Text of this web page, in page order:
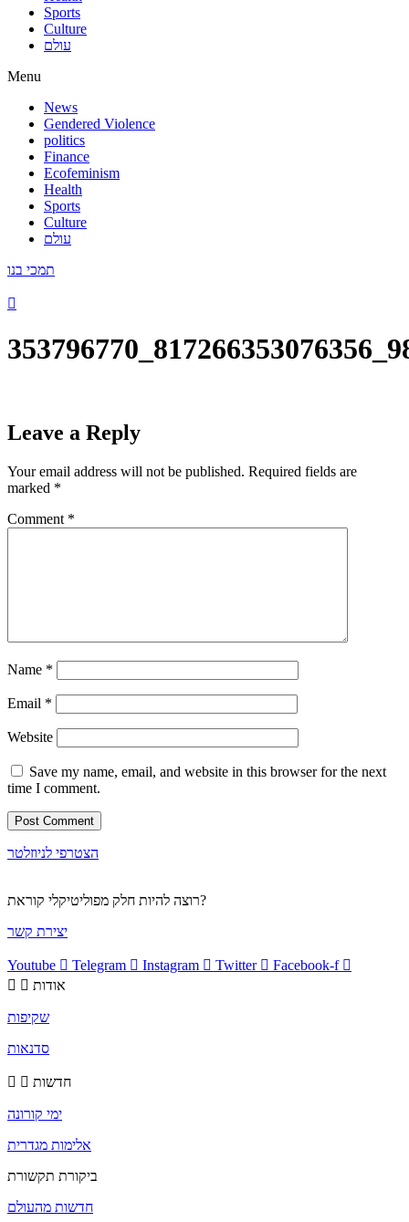
Sports
Culture
עולם
Menu
News
Gendered Violence
politics
Finance
Ecofeminism
Health
Sports
Culture
עולם
תמכי בנו
Leave a Reply
Your email address will not be published. Required fields are
marked *
Comment *
Name *
Email *
Website
Save my name, email, and website in this browser for the next
time I comment.
הצטרפי לניוזלטר
רוצה להיות חלק מפוליטיקלי קוראת?
יצירת קשר
Youtube Telegram Instagram Twitter
Facebook-f
אודות
שקיפות
סדנאות
חדשות
ימי קורונה
אלימות מגדרית
ביקורת תקשורת
חדשות מהעולם